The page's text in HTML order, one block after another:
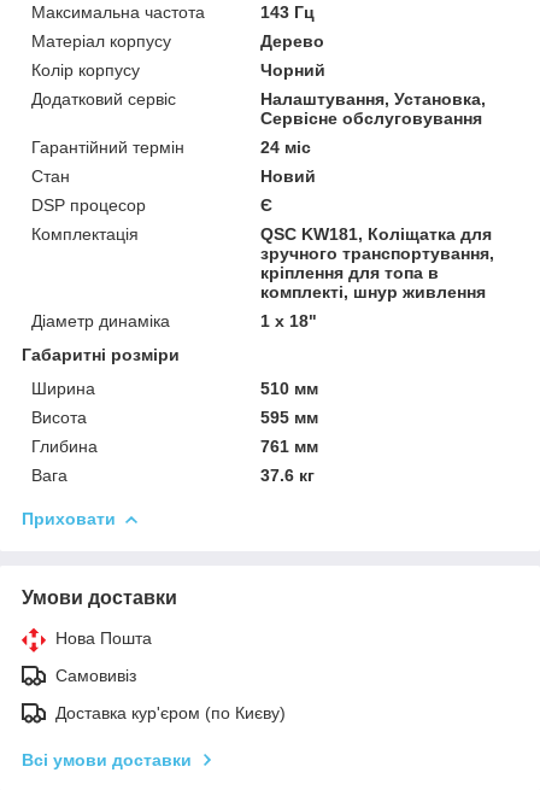
Максимальна частота
143 Гц
Матеріал корпусу
Дерево
Колір корпусу
Чорний
Додатковий сервіс
Налаштування, Установка,
Сервісне обслуговування
Гарантійний термін
24 міс
Стан
Новий
DSP процесор
Є
Комплектація
QSC KW181, Коліщатка для
зручного транспортування,
кріплення для топа в
комплекті, шнур живлення
Діаметр динаміка
1 x 18"
Габаритні розміри
Ширина
510 мм
Висота
595 мм
Глибина
761 мм
Вага
37.6 кг
Приховати
Умови доставки
Нова Пошта
Самовивіз
Доставка кур'єром (по Києву)
Всі умови доставки